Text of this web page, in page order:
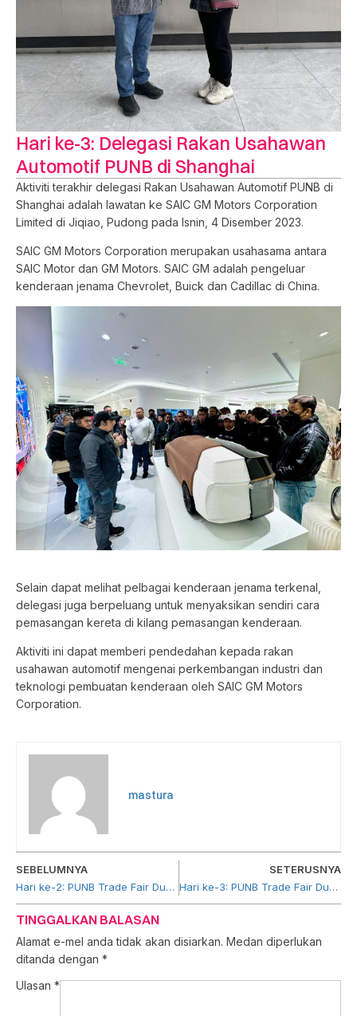
Hari ke-3: Delegasi Rakan Usahawan
Automotif PUNB di Shanghai
Aktiviti terakhir delegasi Rakan Usahawan Automotif PUNB di
Shanghai adalah lawatan ke SAIC GM Motors Corporation
Limited di Jiqiao, Pudong pada Isnin, 4 Disember 2023.
SAIC GM Motors Corporation merupakan usahasama antara
SAIC Motor dan GM Motors. SAIC GM adalah pengeluar
kenderaan jenama Chevrolet, Buick dan Cadillac di China.
Selain dapat melihat pelbagai kenderaan jenama terkenal,
delegasi juga berpeluang untuk menyaksikan sendiri cara
pemasangan kereta di kilang pemasangan kenderaan.
Aktiviti ini dapat memberi pendedahan kepada rakan
usahawan automotif mengenai perkembangan industri dan
teknologi pembuatan kenderaan oleh SAIC GM Motors
Corporation.
mastura
SEBELUMNYA
Hari ke-2: PUNB Trade Fair Dubai 2023
SETERUSNYA
Hari ke-3: PUNB Trade Fair Dubai 2023
TINGGALKAN BALASAN
Alamat e-mel anda tidak akan disiarkan. Medan diperlukan
ditanda dengan *
Ulasan *